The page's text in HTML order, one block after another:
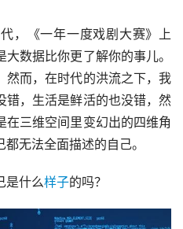
，《一年一度戏剧大赛》上
数据比你更了解你的事儿。
然而，在时代的洪流之下，我
错，生活是鲜活的也没错，然
三维空间里变幻出的四维角
无法全面描述的自己。
是什么样子的吗？